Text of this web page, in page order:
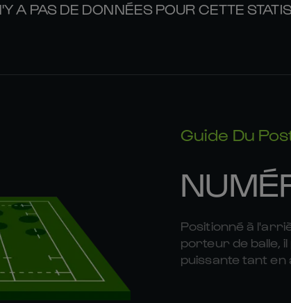
A PAS DE DONNÉES POUR CETTE
Guide Du
Positionné à
porteur de balle,
puissante tant en